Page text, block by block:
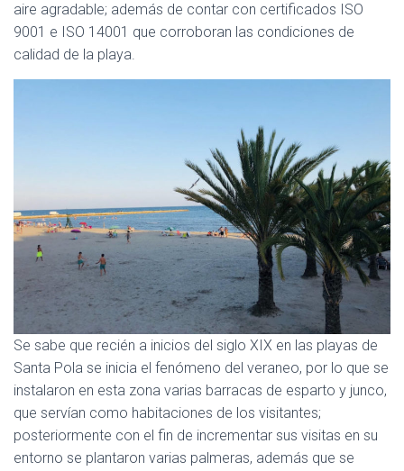
aire agradable; además de contar con certificados ISO
9001 e ISO 14001 que corroboran las condiciones de
calidad de la playa.
Se sabe que recién a inicios del siglo XIX en las playas de
Santa Pola se inicia el fenómeno del veraneo, por lo que se
instalaron en esta zona varias barracas de esparto y junco,
que servían como habitaciones de los visitantes;
posteriormente con el fin de incrementar sus visitas en su
entorno se plantaron varias palmeras, además que se